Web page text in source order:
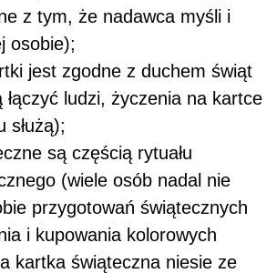
z tym, że nadawca myśli i
osobie);
jest zgodne z duchem świąt
łączyć ludzi, życzenia na kartce
służą);
są częścią rytuału
(wiele osób nadal nie
przygotowań świątecznych
i kupowania kolorowych
kartka świąteczna niesie ze